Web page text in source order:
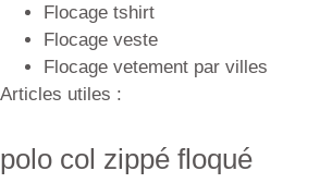
Flocage tshirt
Flocage veste
Flocage vetement par villes
Articles utiles :
polo col zippé floqué